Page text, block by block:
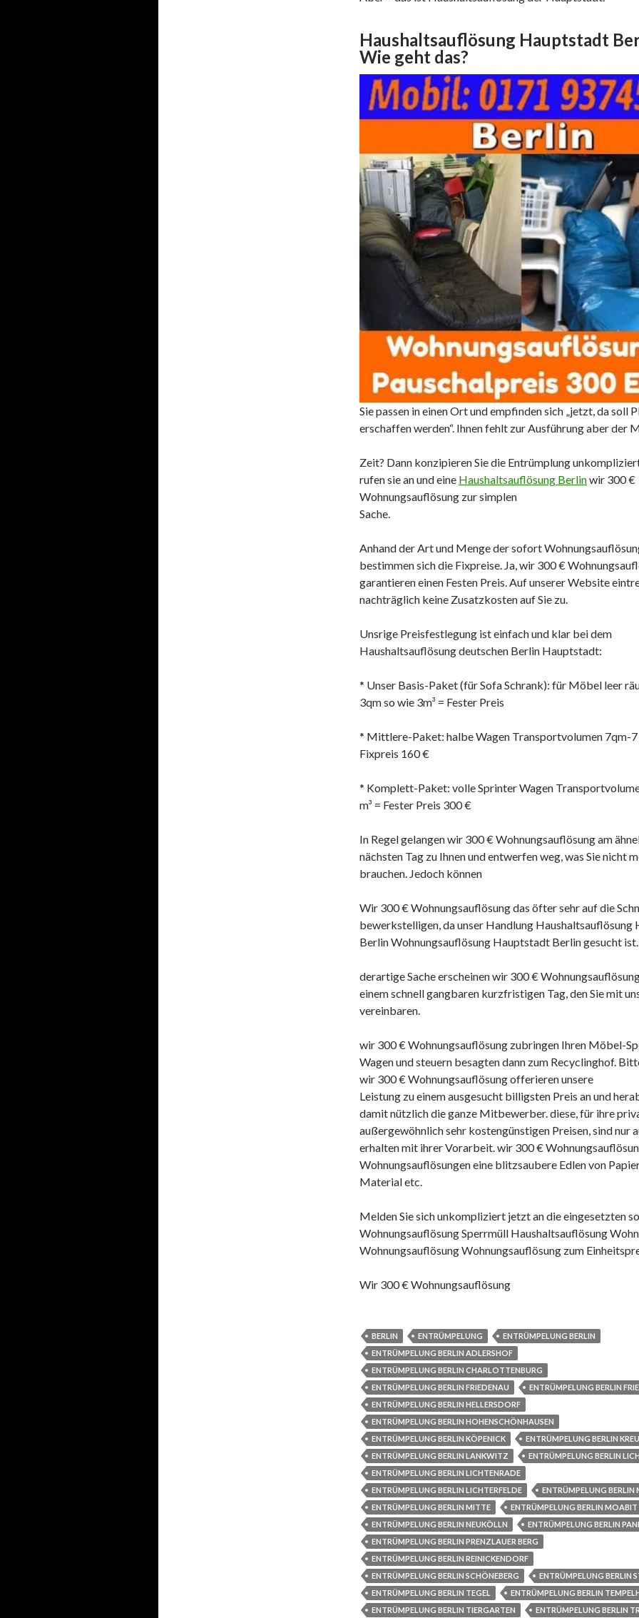
Haushaltsauflösung Hauptstadt
Wie geht das?
Sie passen in einen Ort und empfinden sich „jetzt, da soll
erschaffen werden“. Ihnen fehlt zur Ausführung aber der
Zeit? Dann konzipieren Sie die Entrümplung
rufen sie an und eine Haushaltsauflösung Berlinwir 300 €
Wohnungsauflösung zur simplen
Sache.
Anhand der Art und Menge der sofort
bestimmen sich die Fixpreise. Ja, wir 300 €
garantieren einen Festen Preis. Auf unserer Website
nachträglich keine Zusatzkosten auf Sie zu.
Unsrige Preisfestlegung ist einfach und klar bei dem
Haushaltsauflösung deutschen Berlin Hauptstadt:
* Unser Basis-Paket (für Sofa Schrank): für Möbel leer
3qm so wie 3m³ = Fester Preis
* Mittlere-Paket: halbe Wagen Transportvolumen 7qm-7
Fixpreis 160 €
* Komplett-Paket: volle Sprinter Wagen
m³ = Fester Preis 300 €
In Regel gelangen wir 300 € Wohnungsauflösung am
nächsten Tag zu Ihnen und entwerfen weg, was Sie nicht
brauchen. Jedoch können
Wir 300 € Wohnungsauflösung das öfter sehr auf die
bewerkstelligen, da unser Handlung Haushaltsauflösung
Berlin Wohnungsauflösung Hauptstadt Berlin gesucht
derartige Sache erscheinen wir 300 €
einem schnell gangbaren kurzfristigen Tag, den Sie mit
vereinbaren.
wir 300 € Wohnungsauflösung zubringen Ihren Möbel-
Wagen und steuern besagten dann zum Recyclinghof.
wir 300 € Wohnungsauflösung offerieren unsere
Leistung zu einem ausgesucht billigsten Preis an und
damit nützlich die ganze Mitbewerber. diese, für ihre
außergewöhnlich sehr kostengünstigen Preisen, sind nur
erhalten mit ihrer Vorarbeit. wir 300 €
Wohnungsauflösungen eine blitzsaubere Edlen von
Material etc.
Melden Sie sich unkompliziert jetzt an die eingesetzten
Wohnungsauflösung Sperrmüll Haushaltsauflösung
Wohnungsauflösung Wohnungsauflösung zum
Wir 300 € Wohnungsauflösung
BERLIN ENTRÜMPELUNG
ENTRÜMPELUNG BERLIN
ENTRÜMPELUNG BERLIN ADLERSHOF
ENTRÜMPELUNG BERLIN CHARLOTTENBURG
ENTRÜMPELUNG BERLIN FRIEDENAU
ENTRÜMPELUNG BERLIN
ENTRÜMPELUNG BERLIN HELLERSDORF
ENTRÜMPELUNG BERLIN HOHENSCHÖNHAUSEN
ENTRÜMPELUNG BERLIN KÖPENICK
ENTRÜMPELUNG BERLIN
ENTRÜMPELUNG BERLIN LANKWITZ
ENTRÜMPELUNG BERLIN
ENTRÜMPELUNG BERLIN LICHTENRADE
ENTRÜMPELUNG BERLIN LICHTERFELDE
ENTRÜMPELUNG BERLIN
ENTRÜMPELUNG BERLIN MITTE
ENTRÜMPELUNG BERLIN MOABIT
ENTRÜMPELUNG BERLIN NEUKÖLLN
ENTRÜMPELUNG BERLIN
ENTRÜMPELUNG BERLIN PRENZLAUER BERG
ENTRÜMPELUNG BERLIN REINICKENDORF
ENTRÜMPELUNG BERLIN SCHÖNEBERG
ENTRÜMPELUNG BERLIN
ENTRÜMPELUNG BERLIN TEGEL
ENTRÜMPELUNG BERLIN
ENTRÜMPELUNG BERLIN TIERGARTEN
ENTRÜMPELUNG BERLIN